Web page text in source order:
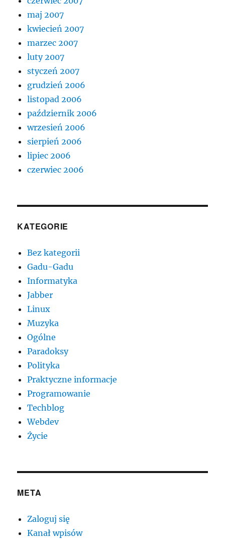
maj 2007
kwiecień 2007
marzec 2007
luty 2007
styczeń 2007
grudzień 2006
listopad 2006
październik 2006
wrzesień 2006
sierpień 2006
lipiec 2006
czerwiec 2006
KATEGORIE
Bez kategorii
Gadu-Gadu
Informatyka
Jabber
Linux
Muzyka
Ogólne
Paradoksy
Polityka
Praktyczne informacje
Programowanie
Techblog
Webdev
Życie
META
Zaloguj się
Kanał wpisów